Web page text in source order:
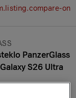
on
PanzerGlass
S26 Ultra